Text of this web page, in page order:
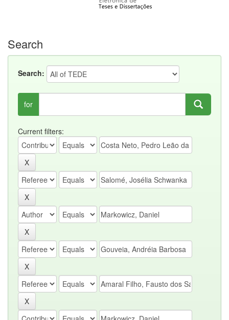
Search
Search:
for
Current filters: